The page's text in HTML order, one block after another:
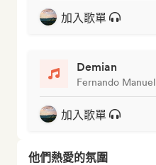
加入歌單
Demian
Fernando Manuel
加入歌單
他們熱愛的氛圍